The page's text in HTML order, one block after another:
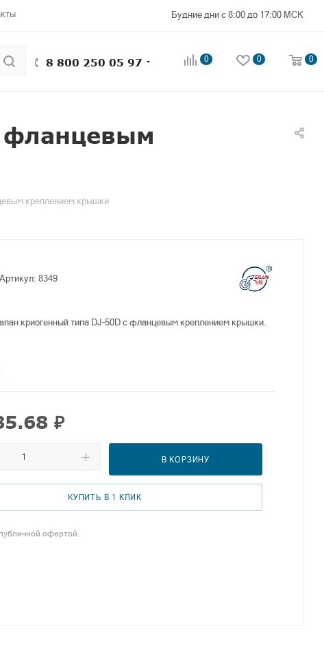
Будние дни с 8:00 до 17:00 МСК
8 800 250 05 97 0 0 0
фланцевым
креплением крышки
Артикул: 8349
криогенный типа DJ-50D с фланцевым креплением крышки.
₽
В КОРЗИНУ
КУПИТЬ В 1 КЛИК
офертой.